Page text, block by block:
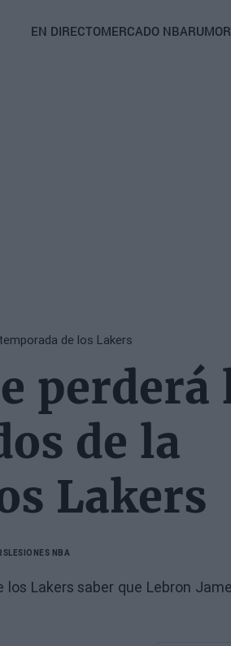
Main
EN DIRECTOMERCADO NBA
de los Lakers
perderá
de la
Lakers
LESIONES NBA
Lakers saber que Lebron